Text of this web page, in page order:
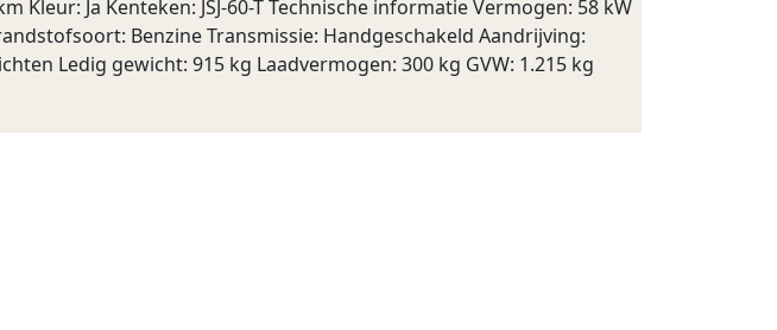
Kleur: Ja Kenteken: JSJ-60-T Technische informatie Vermogen: 58 kW
Benzine Transmissie: Handgeschakeld Aandrijving:
Ledig gewicht: 915 kg Laadvermogen: 300 kg GVW: 1.215 kg